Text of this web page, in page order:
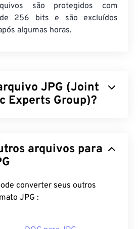
são protegidos com
256 bits e são excluídos
algumas horas.
JPG (Joint
Experts Group)?
fotografias e gráficos. A
que o JPG oferece é a
dos arquivos JPG os torna
pela internet e uso em
arquivos para
JPG
converter seus outros
arquivos para o formato JPG :